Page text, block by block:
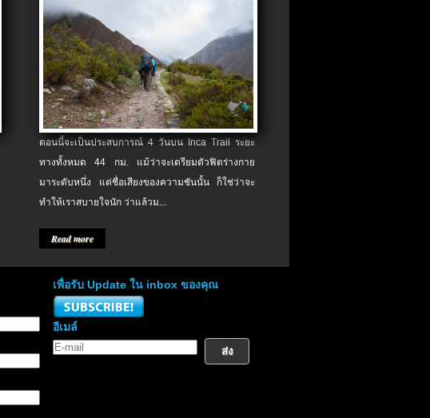
ตอนนี้จะเป็นประสบการณ์ 4 วันบน Inca Trail ระยะ
ทางทั้งหมด 44 กม. แม้ว่าจะเตรียมตัวฟิตร่างกาย
มาระดับหนึ่ง แต่ชื่อเสียงของความชันนั้น ก็ใช่ว่าจะ
ทำให้เราสบายใจนัก ว่าแล้วม...
Read more
เพื่อรับ Update ใน inbox ของคุณ
อีเมล์
ส่ง